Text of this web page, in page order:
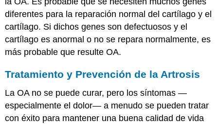
diferentes para la reparación normal del cartílago y el
cartílago. Si dichos genes son defectuosos y el
cartílago es anormal o no se repara normalmente, es
más probable que resulte OA.
Tratamiento y Prevención de la Artrosis
La OA no se puede curar, pero los síntomas —
especialmente el dolor— a menudo se pueden tratar
con éxito para mantener una buena calidad de vida